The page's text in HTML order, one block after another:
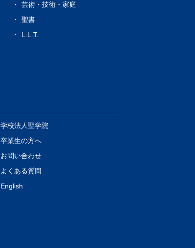
芸術・技術・家庭
聖書
L.L.T.
学校法人聖学院
卒業生の方へ
お問い合わせ
よくある質問
English